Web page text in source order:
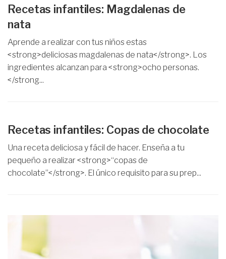
Recetas infantiles: Magdalenas de
nata
Aprende a realizar con tus niños estas
<strong>deliciosas magdalenas de nata</strong>. Los
ingredientes alcanzan para <strong>ocho personas.
</strong...
Recetas infantiles: Copas de chocolate
Una receta deliciosa y fácil de hacer. Enseña a tu
pequeño a realizar <strong>“copas de
chocolate”</strong>. El único requisito para su prep...